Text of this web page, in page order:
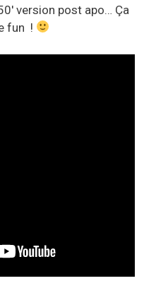
version post apo… Ça
fun !